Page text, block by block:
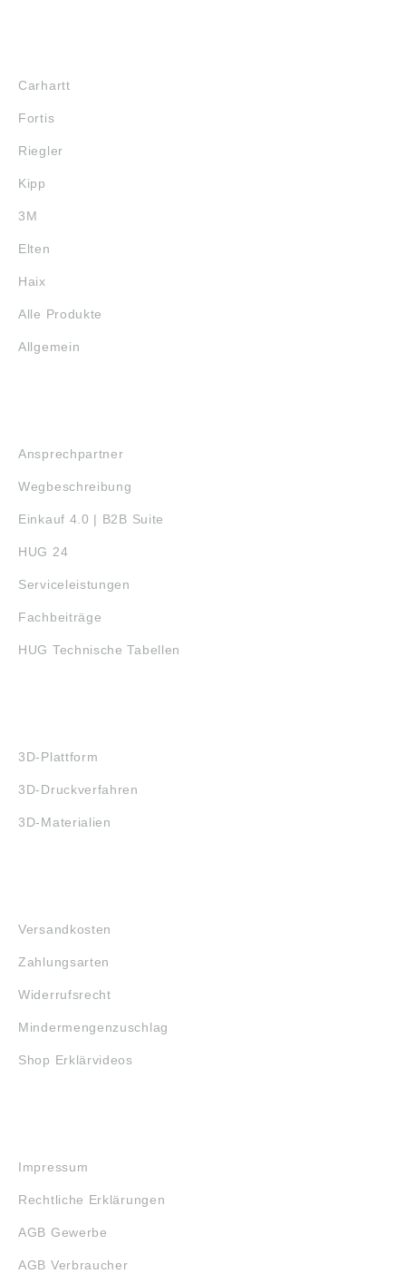
Carhartt
Fortis
Riegler
Kipp
3M
Elten
Haix
Alle Produkte
Allgemein
Ansprechpartner
Wegbeschreibung
Einkauf 4.0 | B2B Suite
HUG 24
Serviceleistungen
Fachbeiträge
HUG Technische Tabellen
3D-Plattform
3D-Druckverfahren
3D-Materialien
Versandkosten
Zahlungsarten
Widerrufsrecht
Mindermengenzuschlag
Shop Erklärvideos
Impressum
Rechtliche Erklärungen
AGB Gewerbe
AGB Verbraucher